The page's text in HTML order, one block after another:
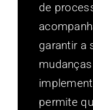
de
garantir a
permite